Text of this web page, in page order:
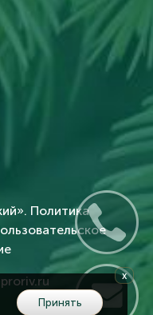
Принять
x
». Политика